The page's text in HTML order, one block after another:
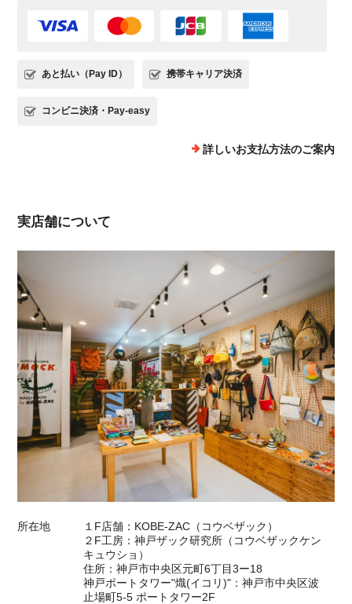
あと払い（Pay ID） 携帯キャリア決済
コンビニ決済・Pay-easy
詳しいお支払方法のご案内
実店舗について
所在地
１F店舗：KOBE-ZAC（コウベザック）
２F工房：神戸ザック研究所（コウベザックケン
キュウショ）
住所：神戸市中央区元町6丁目3ー18
神戸ポートタワー"熾(イコリ)"：神戸市中央区波
止場町5-5 ポートタワー2F